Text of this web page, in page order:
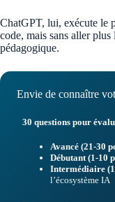
ChatGPT, lui, exécute le
code, mais sans aller
pédagogique.
Envie de connaître
30 questions pour
Avancé (21-30
Débutant (1-10
Intermédiaire
l’écosystème IA